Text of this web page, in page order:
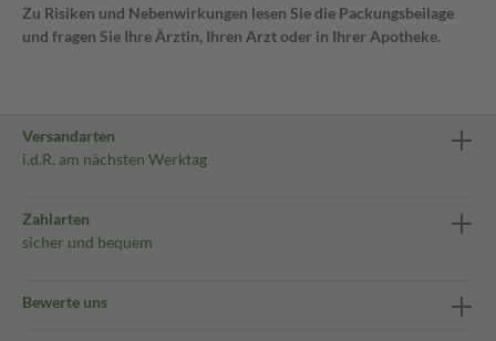
Zu Risiken und Nebenwirkungen lesen Sie die Packungsbeilage
und fragen Sie Ihre Ärztin, Ihren Arzt oder in Ihrer Apotheke.
Versandarten
i.d.R. am nächsten Werktag
Zahlarten
sicher und bequem
Bewerte uns